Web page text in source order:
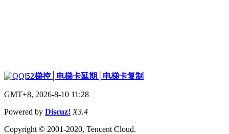
|52梯控│电梯卡延期│电梯卡复制
GMT+8, 2026-8-10 11:28
Powered by Discuz! X3.4
Copyright © 2001-2020, Tencent Cloud.